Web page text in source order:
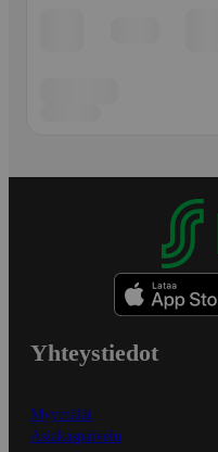
Yhteystiedot
Myymälät
Asiakaspalvelu